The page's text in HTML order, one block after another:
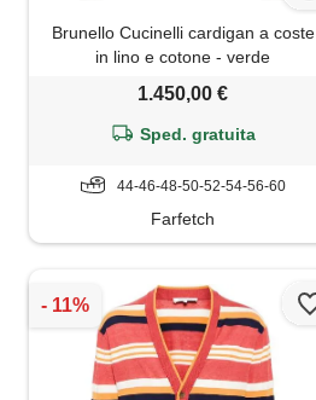
Brunello Cucinelli cardigan a coste
in lino e cotone - verde
1.450,00 €
Sped. gratuita
44-46-48-50-52-54-56-60
Farfetch